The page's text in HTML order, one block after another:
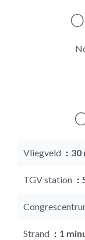
Vliegveld 30
TGV station
Strand 1